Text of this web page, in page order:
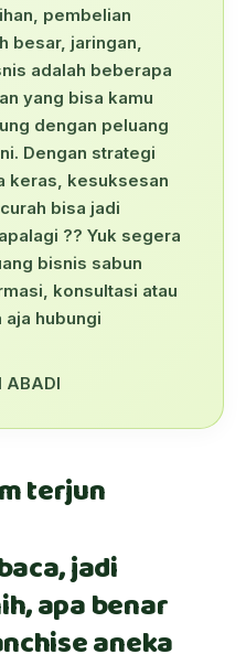
pembelian
besar, jaringan,
adalah beberapa
yang bisa kamu
dengan peluang
Dengan strategi
keras, kesuksesan
bisa jadi
?? Yuk segera
bisnis sabun
konsultasi atau
hubungi
ABADI
terjun
jadi
apa benar
aneka